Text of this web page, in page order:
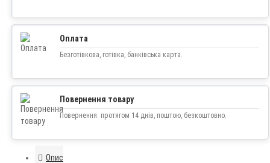
Оплата
Безготівкова, готівка, банківська карта.
Повернення товару
Повернення: протягом 14 днів, поштою, безкоштовно.
Опис